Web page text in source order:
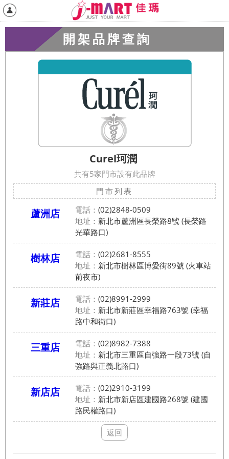
開架品牌查詢
Curel珂潤
共有5家門市設有此品牌
門市列表
蘆洲店 電話： (02)2848-0509
地址： 新北市蘆洲區長榮路8號 (長榮路
光華路口)
樹林店 電話： (02)2681-8555
地址： 新北市樹林區博愛街89號 (火車站
前夜市)
新莊店 電話： (02)8991-2999
地址： 新北市新莊區幸福路763號 (幸福
路中和街口)
三重店 電話： (02)8982-7388
地址： 新北市三重區自強路一段73號 (自
強路與正義北路口)
新店店 電話： (02)2910-3199
地址： 新北市新店區建國路268號 (建國
路民權路口)
返回